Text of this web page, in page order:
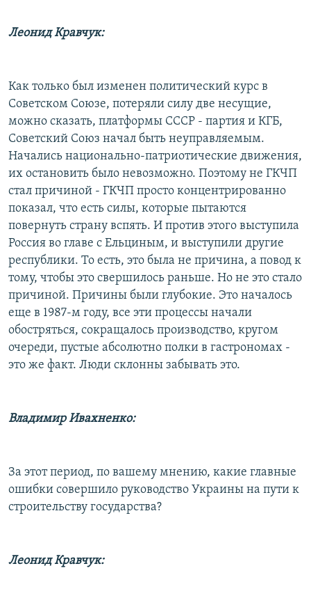
Леонид Кравчук:
Как только был изменен политический курс в
Советском Союзе, потеряли силу две несущие,
можно сказать, платформы СССР - партия и КГБ,
Советский Союз начал быть неуправляемым.
Начались национально-патриотические движения,
их остановить было невозможно. Поэтому не ГКЧП
стал причиной - ГКЧП просто концентрированно
показал, что есть силы, которые пытаются
повернуть страну вспять. И против этого выступила
Россия во главе с Ельциным, и выступили другие
республики. То есть, это была не причина, а повод к
тому, чтобы это свершилось раньше. Но не это стало
причиной. Причины были глубокие. Это началось
еще в 1987-м году, все эти процессы начали
обостряться, сокращалось производство, кругом
очереди, пустые абсолютно полки в гастрономах -
это же факт. Люди склонны забывать это.
Владимир Ивахненко:
За этот период, по вашему мнению, какие главные
ошибки совершило руководство Украины на пути к
строительству государства?
Леонид Кравчук: